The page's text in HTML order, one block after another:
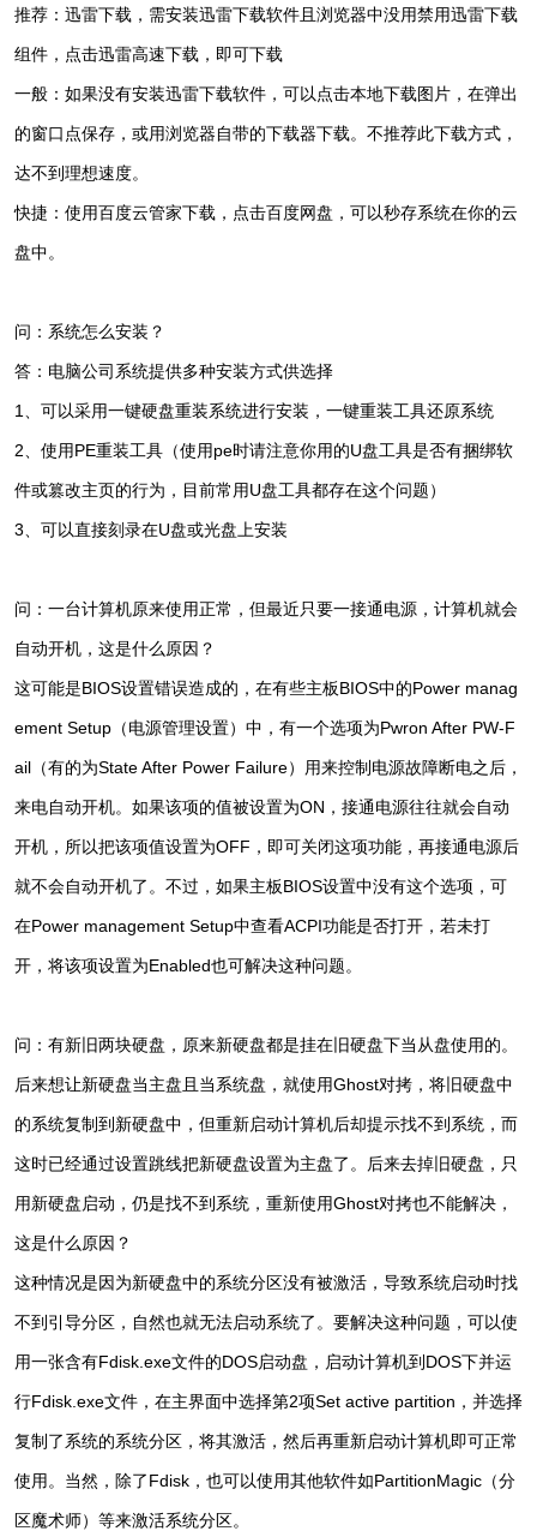
推荐：迅雷下载，需安装迅雷下载软件且浏览器中没用禁用迅雷下载
组件，点击迅雷高速下载，即可下载
一般：如果没有安装迅雷下载软件，可以点击本地下载图片，在弹出
的窗口点保存，或用浏览器自带的下载器下载。不推荐此下载方式，
达不到理想速度。
快捷：使用百度云管家下载，点击百度网盘，可以秒存系统在你的云
盘中。
问：系统怎么安装？
答：电脑公司系统提供多种安装方式供选择
1、可以采用一键硬盘重装系统进行安装，一键重装工具还原系统
2、使用PE重装工具（使用pe时请注意你用的U盘工具是否有捆绑软
件或篡改主页的行为，目前常用U盘工具都存在这个问题）
3、可以直接刻录在U盘或光盘上安装
问：一台计算机原来使用正常，但最近只要一接通电源，计算机就会
自动开机，这是什么原因？
这可能是BIOS设置错误造成的，在有些主板BIOS中的Power manag
ement Setup（电源管理设置）中，有一个选项为Pwron After PW-F
ail（有的为State After Power Failure）用来控制电源故障断电之后，
来电自动开机。如果该项的值被设置为ON，接通电源往往就会自动
开机，所以把该项值设置为OFF，即可关闭这项功能，再接通电源后
就不会自动开机了。不过，如果主板BIOS设置中没有这个选项，可
在Power management Setup中查看ACPI功能是否打开，若未打
开，将该项设置为Enabled也可解决这种问题。
问：有新旧两块硬盘，原来新硬盘都是挂在旧硬盘下当从盘使用的。
后来想让新硬盘当主盘且当系统盘，就使用Ghost对拷，将旧硬盘中
的系统复制到新硬盘中，但重新启动计算机后却提示找不到系统，而
这时已经通过设置跳线把新硬盘设置为主盘了。后来去掉旧硬盘，只
用新硬盘启动，仍是找不到系统，重新使用Ghost对拷也不能解决，
这是什么原因？
这种情况是因为新硬盘中的系统分区没有被激活，导致系统启动时找
不到引导分区，自然也就无法启动系统了。要解决这种问题，可以使
用一张含有Fdisk.exe文件的DOS启动盘，启动计算机到DOS下并运
行Fdisk.exe文件，在主界面中选择第2项Set active partition，并选择
复制了系统的系统分区，将其激活，然后再重新启动计算机即可正常
使用。当然，除了Fdisk，也可以使用其他软件如PartitionMagic（分
区魔术师）等来激活系统分区。